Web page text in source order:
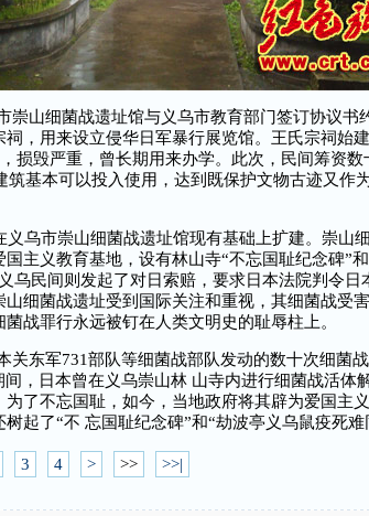
崇山细菌战遗址馆与义乌市教育部门签订协议书
，用来设立侵华日军暴行展览馆。王氏宗祠始
损毁严重，曾长期用来办学。此次，民间筹资数
筑基本可以投入使用，达到既保护文物古迹又作
乌市崇山细菌战遗址馆现有基础上扩建。崇山
主义教育基地，设有林山寺“不忘国耻纪念碑”
乌民间则发起了对日索赔，要求日本法院判令日
细菌战遗址受到国际关注和重视，其细菌战受
战罪行永远被钉在人类文明史的耻辱柱上。
关东军731部队等细菌战部队发动的数十次细菌
间，日本曾在义乌崇山林 山寺内进行细菌战活体
了不忘国耻，如今，当地政府将其辟为爱国主
起了“不 忘国耻纪念碑”和“劫波亭义乌鼠疫死难
3 4 > >> >>|